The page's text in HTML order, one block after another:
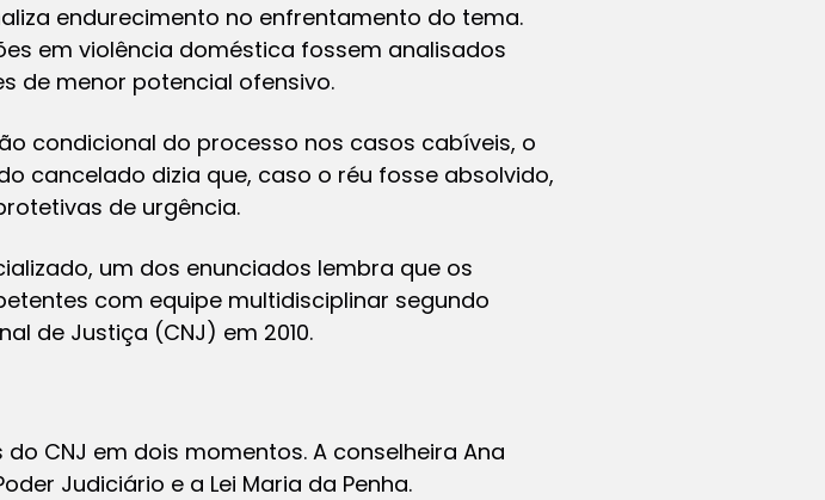
endurecimento no enfrentamento do tema.
em violência doméstica fossem analisados
de menor potencial ofensivo.
condicional do processo nos casos cabíveis, o
cancelado dizia que, caso o réu fosse absolvido,
de urgência.
um dos enunciados lembra que os
com equipe multidisciplinar segundo
de Justiça (CNJ) em 2010.
CNJ em dois momentos. A conselheira Ana
Judiciário e a Lei Maria da Penha.